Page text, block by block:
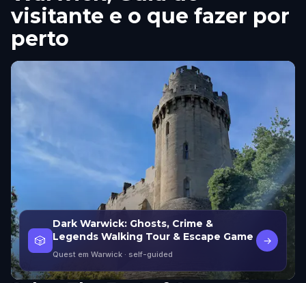
visitante e o que fazer por
perto
🎲
Dark Warwick: Ghosts, Crime &
Legends Walking Tour & Escape Game
Quest em Warwick · self-guided
→